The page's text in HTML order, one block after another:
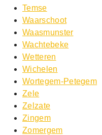
Temse
Waarschoot
Waasmunster
Wachtebeke
Wetteren
Wichelen
Wortegem-Petegem
Zele
Zelzate
Zingem
Zomergem